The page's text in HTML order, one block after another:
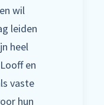
wil
leiden
heel
en
vaste
hun